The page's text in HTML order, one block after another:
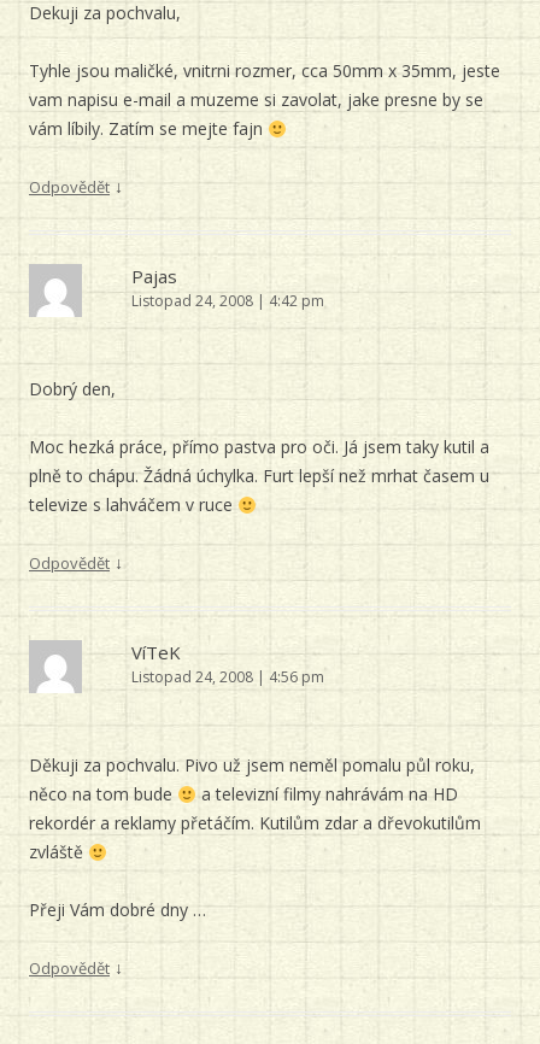
Dekuji za pochvalu,
Tyhle jsou maličké, vnitrni rozmer, cca 50mm x 35mm, jeste
vam napisu e-mail a muzeme si zavolat, jake presne by se
vám líbily. Zatím se mejte fajn
Odpovědět ↓
Pajas
Listopad 24, 2008 | 4:42 pm
Dobrý den,
Moc hezká práce, přímo pastva pro oči. Já jsem taky kutil a
plně to chápu. Žádná úchylka. Furt lepší než mrhat časem u
televize s lahváčem v ruce
Odpovědět ↓
VíTeK
Listopad 24, 2008 | 4:56 pm
Děkuji za pochvalu. Pivo už jsem neměl pomalu půl roku,
něco na tom bude
a televizní filmy nahrávám na HD
rekordér a reklamy přetáčím. Kutilům zdar a dřevokutilům
zvláště
Přeji Vám dobré dny …
Odpovědět ↓